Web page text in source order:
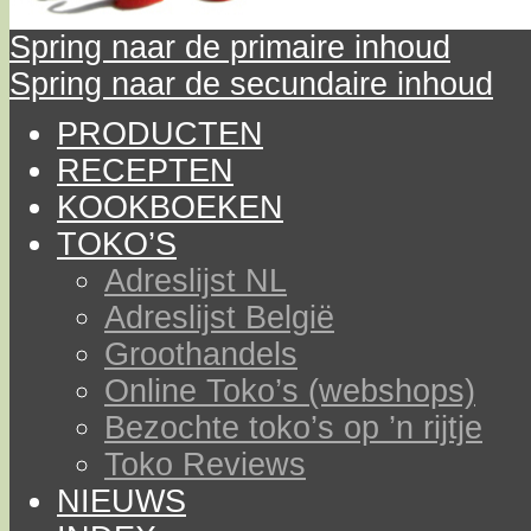
Spring naar de primaire inhoud
Spring naar de secundaire inhoud
PRODUCTEN
RECEPTEN
KOOKBOEKEN
TOKO’S
Adreslijst NL
Adreslijst België
Groothandels
Online Toko’s (webshops)
Bezochte toko’s op ’n rijtje
Toko Reviews
NIEUWS